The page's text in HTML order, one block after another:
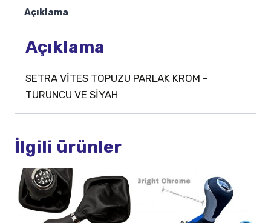
Açıklama
Açıklama
SETRA VİTES TOPUZU PARLAK KROM –
TURUNCU VE SİYAH
İlgili ürünler